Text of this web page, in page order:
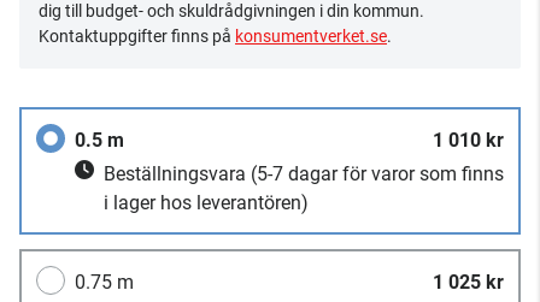
dig till budget- och skuldrådgivningen i din kommun.
Kontaktuppgifter finns på konsumentverket.se.
0.5 m
1 010 kr
Beställningsvara (5-7 dagar för varor som finns
i lager hos leverantören)
0.75 m
1 025 kr